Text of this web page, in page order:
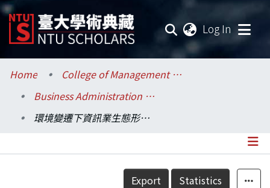
Log In
Communities & Collections
Research Outputs
Home
College of Management / 管理學院
Business Administration / 工商管理學系暨商學研究所
環境變遷下資訊業生態形成的軌跡─以開放組織觀點探討(III)
Details
Export Statistics